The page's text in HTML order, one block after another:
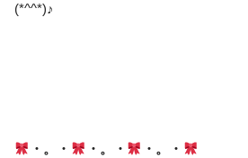
(*^^*)♪
・。・ ・。・ ・。・